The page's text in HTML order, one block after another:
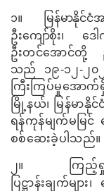
၁။
မြန်မာနိုင်
ဦးကျော်စိုး၊ ဒေ
ဦးတင်အောင်တို့
သည်
၁၉-၁၂-၂
ကြီးကြပ်မှုအော
မြို့နယ်၊
မြန်မာနို
ရန်ကုန်မျက်မမြင်
စစ်ဆေးခဲ့ပါသည်။
၂။ ကြည့်
ပြဋ္ဌာန်းချက်မျ